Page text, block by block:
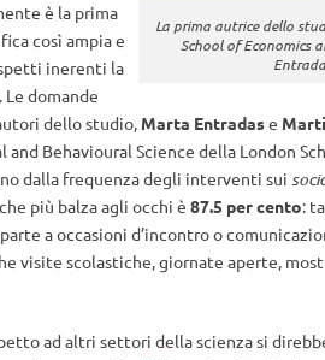
La prima autrice dello
School of Economics
è la prima
così ampia e
inerenti la
domande
dello studio, Marta Entradase
Behavioural Science della London
dalla frequenza degli interventi sui
più balza agli occhi è 87.5 per cento:
a occasioni d’incontro o
visite scolastiche, giornate aperte,
ad altri settori della scienza si